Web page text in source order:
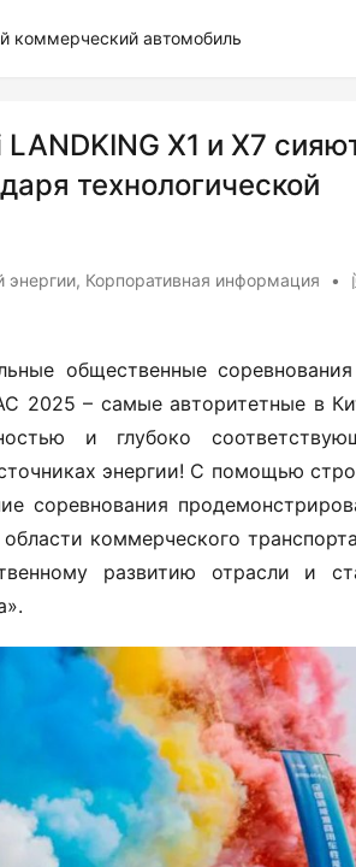
коммерческий автомобиль
X1 и X7
технологической
энергии, Корпоративная информация •
общественные
2025 – самые авторитетные в
и глубоко
энергии! С помощью
соревнования
коммерческого
развитию отрасли и